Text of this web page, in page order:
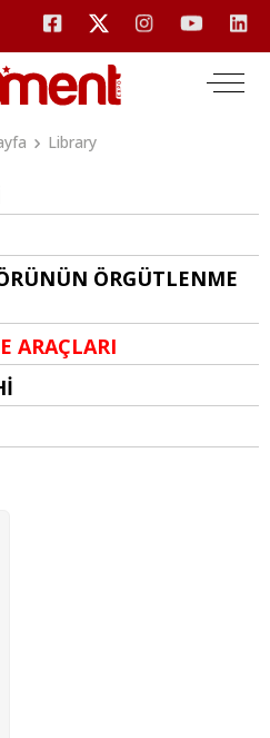
Library
ÖRGÜTLENME
ARAÇLARI